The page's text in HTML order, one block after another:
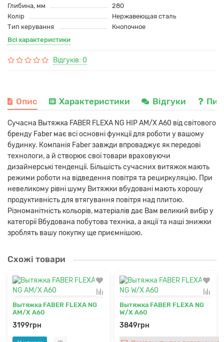
Глибина, мм
280
Колір
Нержавеющая сталь
Тип керування
Кнопочное
Всі характеристики
Відгуків: 0
Опис Характеристики Відгуки
Сучасна Вытяжка FABER FLEXA NG HIP AM/X A60 від світового
бренду Faber має всі основні функції для роботи у вашому
будинку. Компанія Faber завжди впроваджує як передові
технологи, а й створює свої товари враховуючи
дизайнерські тенденції. Більшість сучасних витяжок мають
режими роботи на відведення повітря та рециркуляцію. При
невеликому рівні шуму Витяжки вбудовані мають хорошу
продуктивність для втягування повітря над плитою.
Різноманітність кольорів, матеріалів дає Вам великий вибір у
категорії Вбудована побутова техніка, а акції та наші знижки
зроблять вашу покупку ще приємнішою.
Схожі товари
Вытяжка FABER FLEXA NG
AM/X A60
3199грн
Вытяжка FABER FLEXA NG
W/X A60
3849грн